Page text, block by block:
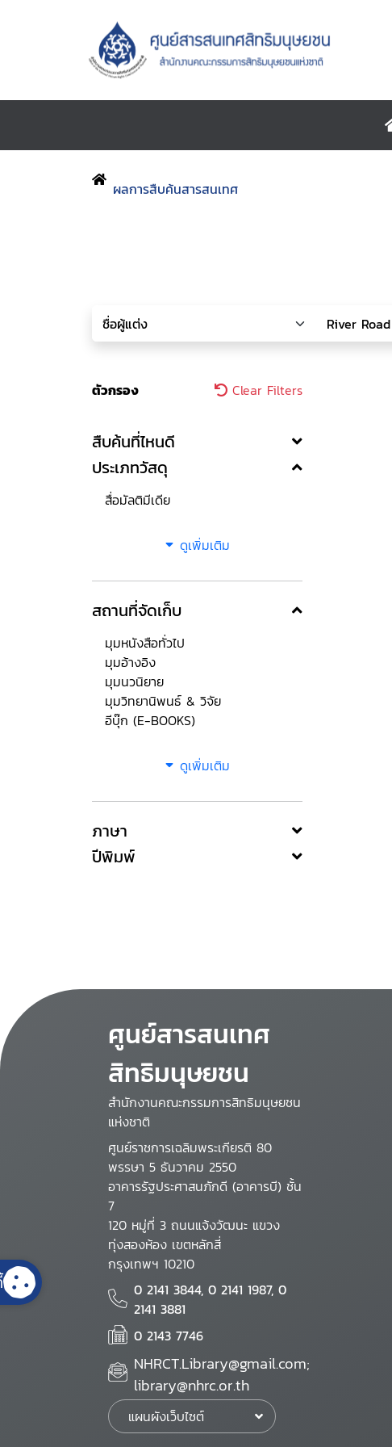
ผลการสืบค้นสารสนเทศ
ตัวกรอง Clear Filters
สืบค้นที่ไหนดี
ประเภทวัสดุ
สื่อมัลติมีเดีย
ดูเพิ่มเติม
สถานที่จัดเก็บ
มุมหนังสือทั่วไป
มุมอ้างอิง
มุมนวนิยาย
มุมวิทยานิพนธ์ & วิจัย
อีบุ๊ก (E-BOOKS)
ดูเพิ่มเติม
ภาษา
ปีพิมพ์
ศูนย์สารสนเทศ
สิทธิมนุษยชน
สำนักงานคณะกรรมการสิทธิมนุษยชน
แห่งชาติ
ศูนย์ราชการเฉลิมพระเกียรติ 80
พรรษา 5 ธันวาคม 2550
อาคารรัฐประศาสนภักดี (อาคารบี) ชั้น
7
120 หมู่ที่ 3 ถนนแจ้งวัฒนะ แขวง
ทุ่งสองห้อง เขตหลักสี่
กรุงเทพฯ 10210
0 2141 3844, 0 2141 1987, 0
2141 3881
0 2143 7746
NHRCT.Library@gmail.com;
library@nhrc.or.th
แผนผังเว็บไซต์